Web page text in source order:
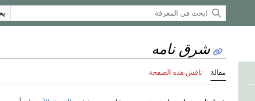
شرق نامه
مقالة ناقش هذه الصفحة